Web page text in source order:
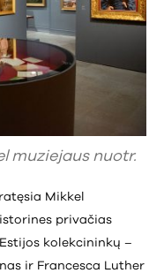
muziejaus nuotr.
Mikkel
privačias
kolekcininkų –
ir Francesca Luther